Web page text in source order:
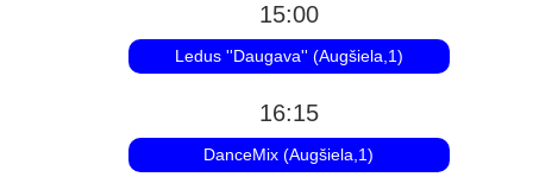
15:00
Ledus ''Daugava'' (Augšiela,1)
16:15
DanceMix (Augšiela,1)